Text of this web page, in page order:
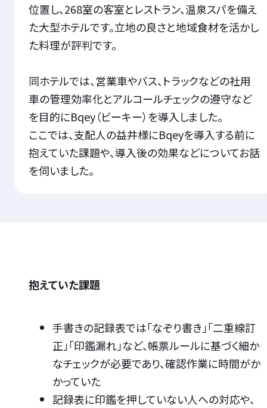
位置し、268室の客室とレストラン、温泉スパを備え
た大型ホテルです。立地の良さと地域食材を活かし
た料理が評判です。
同ホテルでは、営業車やバス、トラックなどの社用
車の管理効率化とアルコールチェックの遵守など
を目的にBqey（ビーキー）を導入しました。
ここでは、支配人の益井様にBqeyを導入する前に
抱えていた課題や、導入後の効果などについてお話
を伺いました。
抱えていた課題
手書きの記録表では「なぞり書き」「二重線訂
正」「印鑑漏れ」など、帳票ルールに基づく細か
なチェックが必要であり、確認作業に時間がか
かっていた
記録表に印鑑を押していない人への対応や、